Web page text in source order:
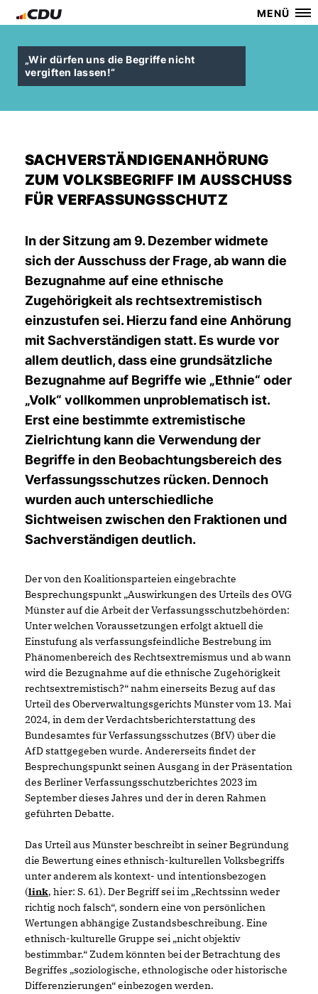
MENÜ
Wir dürfen uns die Begriffe nicht
vergiften lassen!“
SACHVERSTÄNDIGENANHÖRUNG
ZUM VOLKSBEGRIFF IM AUSSCHUSS
FÜR VERFASSUNGSSCHUTZ
In der Sitzung am 9. Dezember widmete
sich der Ausschuss der Frage, ab wann die
Bezugnahme auf eine ethnische
Zugehörigkeit als rechtsextremistisch
einzustufen sei. Hierzu fand eine Anhörung
mit Sachverständigen statt. Es wurde vor
allem deutlich, dass eine grundsätzliche
Bezugnahme auf Begriffe wie „Ethnie“ oder
Volk“ vollkommen unproblematisch ist.
Erst eine bestimmte extremistische
Zielrichtung kann die Verwendung der
Begriffe in den Beobachtungsbereich des
Verfassungsschutzes rücken. Dennoch
wurden auch unterschiedliche
Sichtweisen zwischen den Fraktionen und
Sachverständigen deutlich.
Der von den Koalitionsparteien eingebrachte
Besprechungspunkt „Auswirkungen des Urteils des OVG
Münster auf die Arbeit der Verfassungsschutzbehörden:
Unter welchen Voraussetzungen erfolgt aktuell die
Einstufung als verfassungsfeindliche Bestrebung im
Phänomenbereich des Rechtsextremismus und ab wann
wird die Bezugnahme auf die ethnische Zugehörigkeit
rechtsextremistisch?“ nahm einerseits Bezug auf das
Urteil des Oberverwaltungsgerichts Münster vom 13. Mai
2024, in dem der Verdachtsberichterstattung des
Bundesamtes für Verfassungsschutzes (BfV) über die
AfD stattgegeben wurde. Andererseits findet der
Besprechungspunkt seinen Ausgang in der Präsentation
des Berliner Verfassungsschutzberichtes 2023 im
September dieses Jahres und der in deren Rahmen
geführten Debatte.
Das Urteil aus Münster beschreibt in seiner Begründung
die Bewertung eines ethnisch-kulturellen Volksbegriffs
unter anderem als kontext- und intentionsbezogen
(link, hier: S. 61). Der Begriff sei im „Rechtssinn weder
richtig noch falsch“, sondern eine von persönlichen
Wertungen abhängige Zustandsbeschreibung. Eine
ethnisch-kulturelle Gruppe sei „nicht objektiv
bestimmbar.“ Zudem könnten bei der Betrachtung des
Begriffes „soziologische, ethnologische oder historische
Differenzierungen“ einbezogen werden.